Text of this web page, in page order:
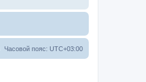
Часовой пояс: UTC+03:00